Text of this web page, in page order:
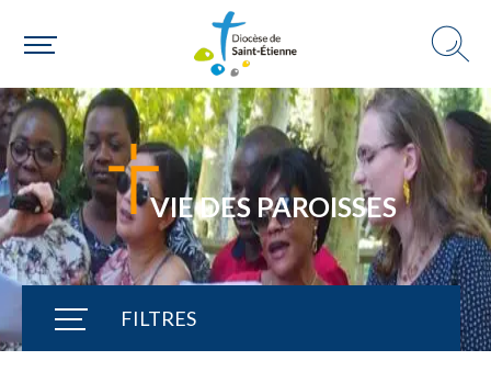
VIE DES PAROISSES
FILTRES